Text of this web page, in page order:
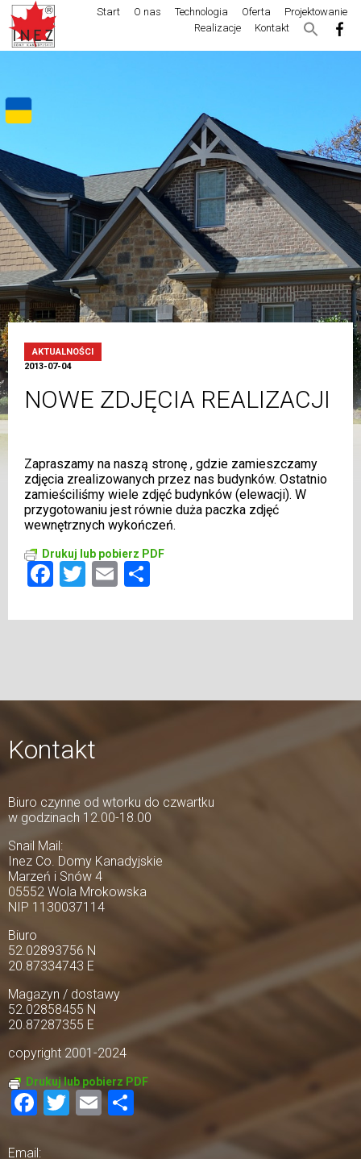
Start O nas Technologia Oferta
Projektowanie
Realizacje
Kontakt
AKTUALNOŚCI
2013-07-04
NOWE ZDJĘCIA REALIZACJI
Zapraszamy na naszą stronę , gdzie zamieszczamy
zdjęcia zrealizowanych przez nas budynków. Ostatnio
zamieściliśmy wiele zdjęć budynków (elewacji). W
przygotowaniu jest równie duża paczka zdjęć
wewnętrznych wykończeń.
Drukuj lub pobierz PDF
Facebook
Twitter
Email
Kontakt
Biuro czynne od wtorku do czwartku
w godzinach 12.00-18.00
Snail Mail:
Inez Co. Domy Kanadyjskie
Marzeń i Snów 4
05552 Wola Mrokowska
NIP 1130037114
Biuro
52.02893756 N
20.87334743 E
Magazyn / dostawy
52.02858455 N
20.87287355 E
copyright 2001-2024
Drukuj lub pobierz PDF
Facebook
Twitter
Email
Share
Email: